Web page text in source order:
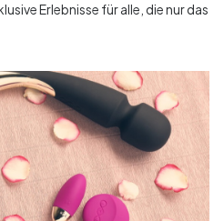
Erlebnisse für alle, die nur das